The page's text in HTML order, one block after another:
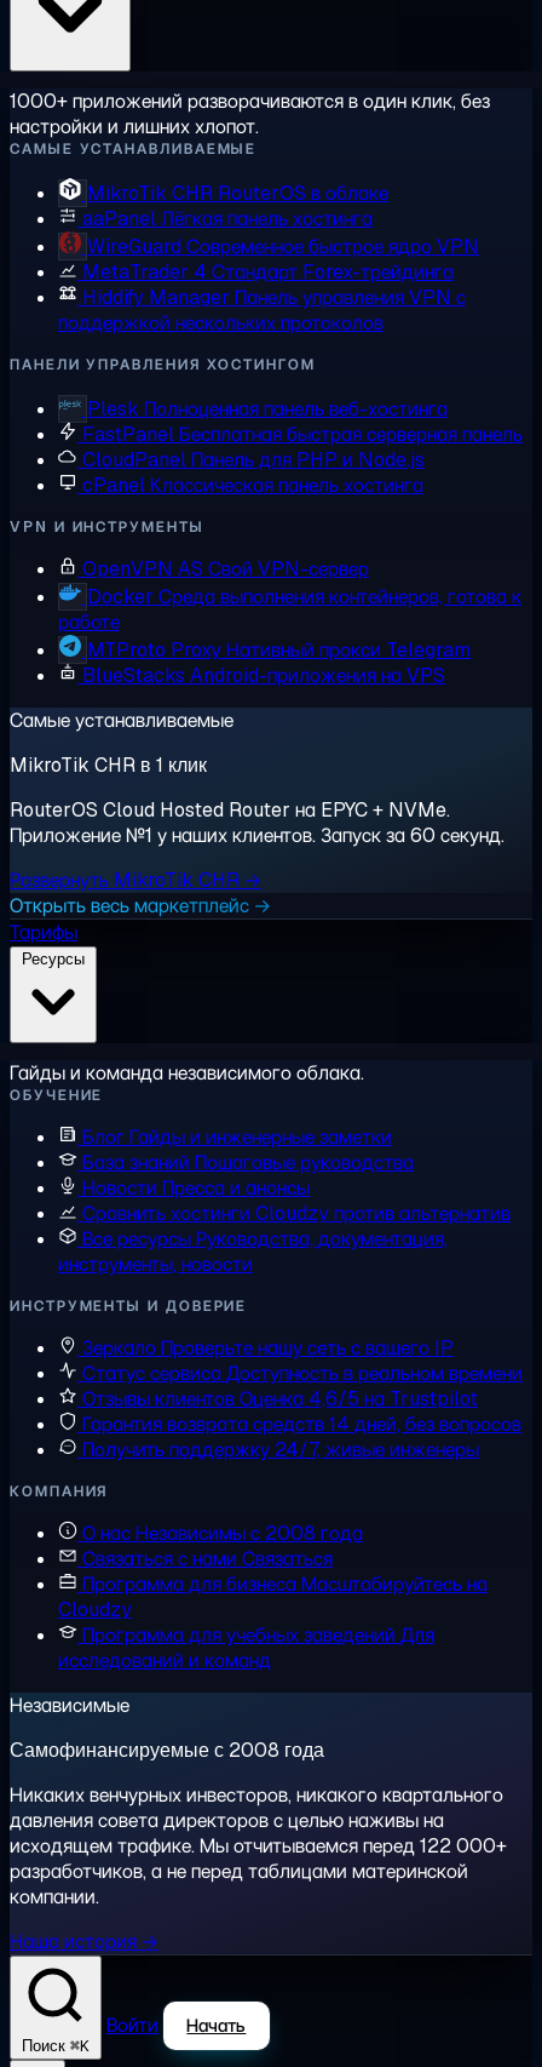
1000+ приложений разворачиваются в один клик, без
настройки и лишних хлопот.
САМЫЕ УСТАНАВЛИВАЕМЫЕ
MikroTik CHR RouterOS в облаке
aaPanelЛёгкая панель хостинга
WireGuard Современное быстрое ядро VPN
MetaTrader 4 Стандарт Forex-трейдинга
Hiddify Manager Панель управления VPN с
поддержкой нескольких протоколов
ПАНЕЛИ УПРАВЛЕНИЯ ХОСТИНГОМ
Plesk Полноценная панель веб-хостинга
FastPanelБесплатная быстрая серверная панель
CloudPanel Панель для PHP и Node.js
cPanelКлассическая панель хостинга
VPN И ИНСТРУМЕНТЫ
OpenVPN AS Свой VPN-сервер
Docker Среда выполнения контейнеров, готова к
работе
MTProto ProxyНативный прокси Telegram
BlueStacks Android-приложения на VPS
Самые устанавливаемые
MikroTik CHR в 1 клик
RouterOS Cloud Hosted Router на EPYC + NVMe.
Приложение №1 у наших клиентов. Запуск за 60 секунд.
Развернуть MikroTik CHR →
Открыть весь маркетплейс →
Тарифы
Гайды и команда независимого облака.
ОБУЧЕНИЕ
Блог Гайды и инженерные заметки
База знаний Пошаговые руководства
Новости Пресса и анонсы
Сравнить хостинги Cloudzy против альтернатив
Все ресурсыРуководства, документация,
инструменты, новости
ИНСТРУМЕНТЫ И ДОВЕРИЕ
Зеркало Проверьте нашу сеть с вашего IP
Статус сервисаДоступность в реальном времени
Отзывы клиентовОценка 4,6/5 на Trustpilot
Гарантия возврата средств14 дней, без вопросов
Получить поддержку 24/7, живые инженеры
КОМПАНИЯ
О насНезависимы с 2008 года
Связаться с нами Связаться
Программа для бизнесаМасштабируйтесь на
Cloudzy
Программа для учебных заведений Для
исследований и команд
Независимые
Самофинансируемые с 2008 года
Никаких венчурных инвесторов, никакого квартального
давления совета директоров с целью наживы на
исходящем трафике. Мы отчитываемся перед 122 000+
разработчиков, а не перед таблицами материнской
компании.
Наша история →
Поиск ⌘K
Войти Начать